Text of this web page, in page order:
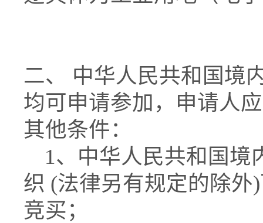
二、 中华人民共和国境
均可申请参加，申请人
其他条件：
1、中华人民共和国境
织 (法律另有规定的除
竞买；